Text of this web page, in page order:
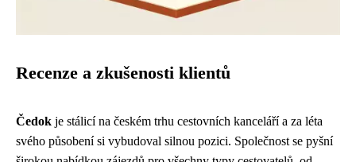
Recenze a zkušenosti klientů
Čedok je stálicí na českém trhu cestovních kanceláří a za léta
svého působení si vybudoval silnou pozici. Společnost se pyšní